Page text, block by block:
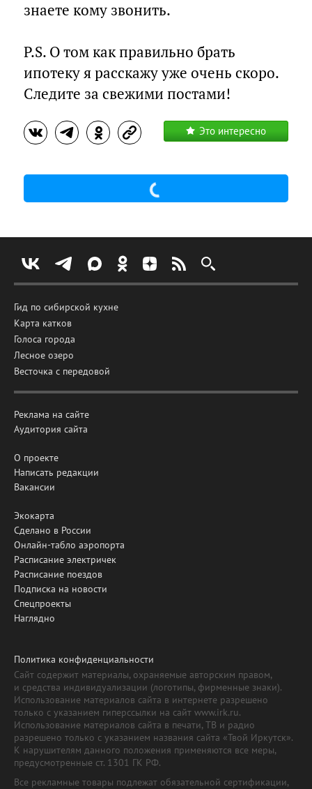
знаете кому звонить.
P.S. О том как правильно брать
ипотеку я расскажу уже очень скоро.
Следите за свежими постами!
Это интересно
Гид по сибирской кухне
Карта катков
Голоса города
Лесное озеро
Весточка с передовой
Реклама на сайте
Аудитория сайта
О проекте
Написать редакции
Вакансии
Экокарта
Сделано в России
Онлайн-табло аэропорта
Расписание электричек
Расписание поездов
Подписка на новости
Спецпроекты
Наглядно
Политика конфиденциальности
Сайт содержит материалы, охраняемые авторским правом,
и средства индивидуализации (логотипы, фирменные знаки).
Использование материалов сайта в интернете разрешено
только с указанием гиперссылки на сайт www.irk.ru.
Использование материалов сайта в печати, ТВ и радио
разрешено только с указанием названия сайта «Твой Иркутск».
К нарушителям данного положения применяются все меры,
предусмотренные ст. 1301 ГК РФ.
Все рекламные товары подлежат обязательной сертификации,